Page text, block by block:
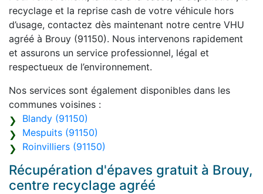
recyclage et la reprise cash de votre véhicule hors
d’usage, contactez dès maintenant notre centre VHU
agréé à Brouy (91150). Nous intervenons rapidement
et assurons un service professionnel, légal et
respectueux de l’environnement.
Nos services sont également disponibles dans les
communes voisines :
Blandy (91150)
Mespuits (91150)
Roinvilliers (91150)
Récupération d'épaves gratuit à Brouy,
centre recyclage agréé